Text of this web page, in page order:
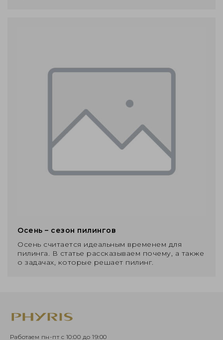
Осень – сезон пилингов
Осень считается идеальным временем для
пилинга. В статье рассказываем почему, а также
о задачах, которые решает пилинг.
Работаем пн-пт с 10:00 до 19:00